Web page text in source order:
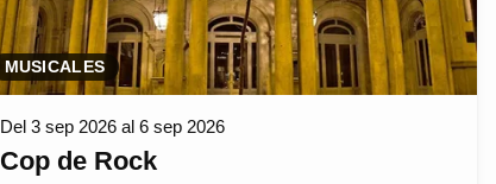
MUSICALES
Del 3 sep 2026 al 6 sep 2026
Cop de Rock